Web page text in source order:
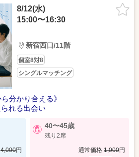
8/12(水)
15:00〜16:30
新宿西口/11階
個室8対8
シングルマッチング
分かり合える》
れる出会い
4,000円
40〜45歳
残り2席
通常価格 1,000円